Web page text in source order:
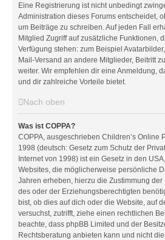
Eine Registrierung ist nicht unbedingt
Administration dieses Forums entscheidet,
um Beiträge zu schreiben. Auf jeden Fall
Mitglied Zugriff auf zusätzliche Funktionen,
Verfügung stehen: zum Beispiel
Mail-Versand an andere Mitglieder, Beitritt
weiter. Wir empfehlen dir eine Anmeldung,
und dir zahlreiche Vorteile bietet.
Nach oben
Was ist COPPA?
COPPA, ausgeschrieben Children’s Online
1998 (deutsch: Gesetz zum Schutz der
Internet von 1998) ist ein Gesetz in den
Websites, die möglicherweise persönliche
Jahren erheben, hierzu die Zustimmung
des oder der Erziehungsberechtigten
bist, ob dies auf dich oder die Website, auf
versuchst, zutrifft, ziehe einen rechtlichen
beachte, dass phpBB Limited und der
Rechtsberatung anbieten kann und nicht